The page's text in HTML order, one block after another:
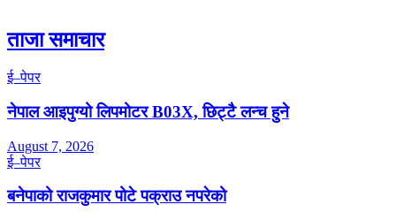
ताजा समाचार
ई–पेपर
नेपाल आइपुग्यो लिपमोटर B03X, छिट्टै लन्च हुने
August 7, 2026
ई–पेपर
बनेपाको राजकुमार पोटे पक्राउ नपरेको